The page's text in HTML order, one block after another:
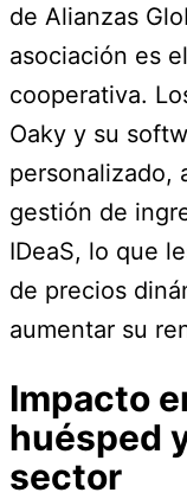
de Alianzas
asociación es
cooperativa.
Oaky y su
personalizado,
gestión de
IDeaS, lo que
de precios
aumentar su
Impacto
huésped
sector